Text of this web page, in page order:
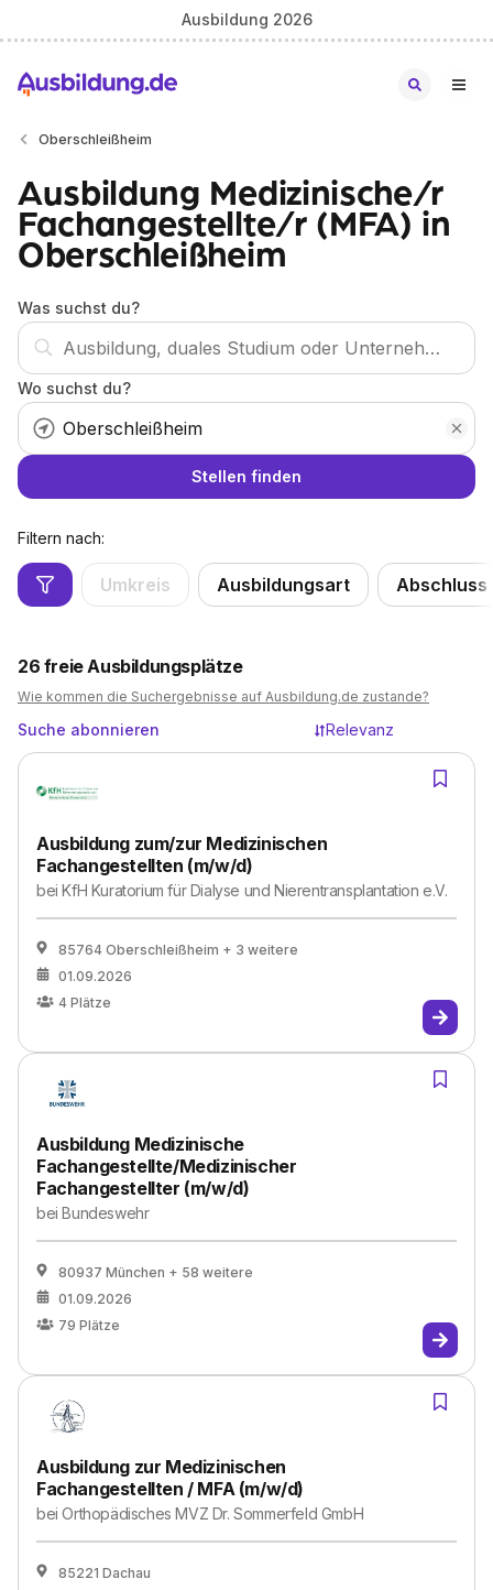
Ausbildung 2026
Oberschleißheim
Ausbildung Medizinische/r
Fachangestellte/r (MFA) in
Oberschleißheim
Was suchst du?
Wo suchst du?
Stellen finden
Filtern nach:
Umkreis Ausbildungsart Abschluss
26 freie Ausbildungsplätze
Wie kommen die Suchergebnisse auf Ausbildung.de zustande?
Suche abonnieren Relevanz
Ausbildung zum/zur Medizinischen
Fachangestellten (m/w/d)
beiKfH Kuratorium für Dialyse und Nierentransplantation e.V.
85764 Oberschleißheim + 3 weitere
01.09.2026
4 Plätze
Ausbildung Medizinische
Fachangestellte/Medizinischer
Fachangestellter (m/w/d)
beiBundeswehr
80937 München + 58 weitere
01.09.2026
79 Plätze
Ausbildung zur Medizinischen
Fachangestellten / MFA (m/w/d)
beiOrthopädisches MVZ Dr. Sommerfeld GmbH
85221 Dachau